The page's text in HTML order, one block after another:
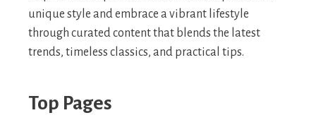
unique style and embrace a vibrant lifestyle
through curated content that blends the latest
trends, timeless classics, and practical tips.
Top Pages